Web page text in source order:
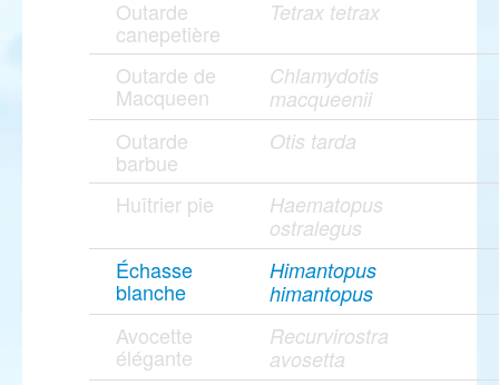
Outarde
canepetière
Tetrax tetrax
Outarde de
Macqueen
Chlamydotis
macqueenii
Outarde
barbue
Otis tarda
Huîtrier pie
Haematopus
ostralegus
Échasse
blanche
Himantopus
himantopus
Avocette
élégante
Recurvirostra
avosetta